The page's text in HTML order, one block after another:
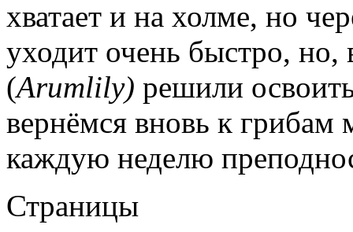
хватает и на холме, но
уходит очень быстро,
(Arumlily) решили
вернёмся вновь к грибам
каждую неделю
Страницы